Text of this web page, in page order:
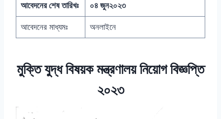
আবেদনের শেষ তারিখঃ ০৪ জুন২০২৩
আবেদনের মাধ্যমঃ অনলাইনে
মুক্তি যুদ্ধ বিষয়ক মন্ত্রণালয় নিয়োগ বিজ্ঞপ্তি
২০২৩